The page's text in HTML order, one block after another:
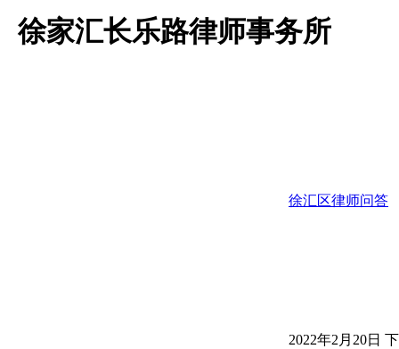
徐家汇长乐路律师事务所
徐汇区律师问答
2022年2月20日 下